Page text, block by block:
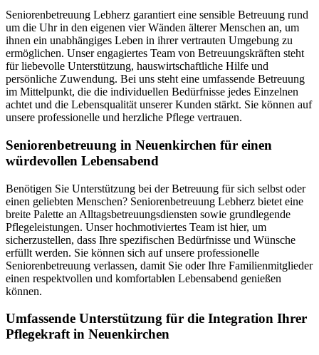
Seniorenbetreuung Lebherz garantiert eine sensible Betreuung rund
um die Uhr in den eigenen vier Wänden älterer Menschen an, um
ihnen ein unabhängiges Leben in ihrer vertrauten Umgebung zu
ermöglichen. Unser engagiertes Team von Betreuungskräften steht
für liebevolle Unterstützung, hauswirtschaftliche Hilfe und
persönliche Zuwendung. Bei uns steht eine umfassende Betreuung
im Mittelpunkt, die die individuellen Bedürfnisse jedes Einzelnen
achtet und die Lebensqualität unserer Kunden stärkt. Sie können auf
unsere professionelle und herzliche Pflege vertrauen.
Senioren­betreuung in Neuenkirchen für einen
würdevollen Lebensabend
Benötigen Sie Unterstützung bei der Betreuung für sich selbst oder
einen geliebten Menschen? Seniorenbetreuung Lebherz bietet eine
breite Palette an Alltagsbetreuungsdiensten sowie grundlegende
Pflegeleistungen. Unser hochmotiviertes Team ist hier, um
sicherzustellen, dass Ihre spezifischen Bedürfnisse und Wünsche
erfüllt werden. Sie können sich auf unsere professionelle
Seniorenbetreuung verlassen, damit Sie oder Ihre Familienmitglieder
einen respektvollen und komfortablen Lebensabend genießen
können.
Umfassende Unterstützung für die Integration Ihrer
Pflegekraft in Neuenkirchen